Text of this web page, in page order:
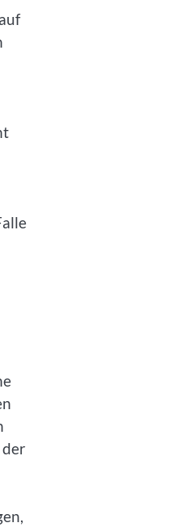
der